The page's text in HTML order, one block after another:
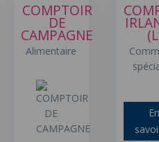
COMPTOIR
DE
CAMPAGNE
Alimentaire
En